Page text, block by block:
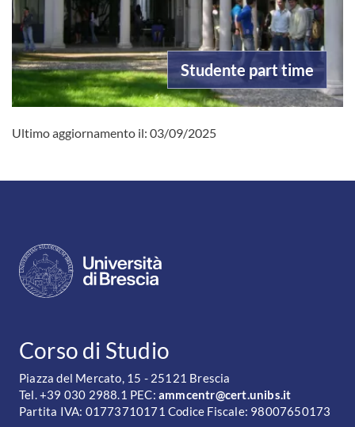
Studente part time
Ultimo aggiornamento il: 03/09/2025
CONTATTI
Corso di Studio
Piazza del Mercato, 15 - 25121 Brescia
Tel. +39 030 2988.1 PEC: ammcentr@cert.unibs.it
Partita IVA: 01773710171 Codice Fiscale: 98007650173